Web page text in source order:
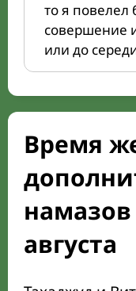
то я повелел
совершение
или до
Время
намазов
августа